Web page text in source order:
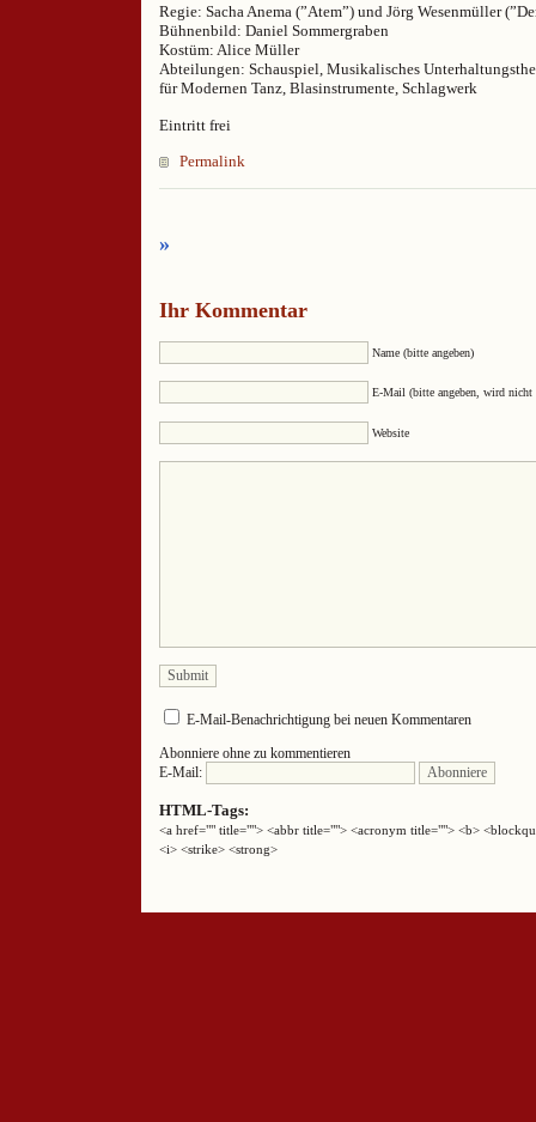
Regie: Sacha Anema (”Atem”) und Jörg Wesenmüller
Bühnenbild: Daniel Sommergraben
Kostüm: Alice Müller
Abteilungen: Schauspiel, Musikalisches
für Modernen Tanz, Blasinstrumente, Schlagwerk
Eintritt frei
Permalink
»
Ihr Kommentar
Name (bitte angeben)
E-Mail (bitte angeben, wird nicht
Website
E-Mail-Benachrichtigung bei neuen Kommentaren
Abonniere ohne zu kommentieren
E-Mail:
HTML-Tags:
<a href="" title=""> <abbr title=""> <acronym title=""> <b>
<i> <strike> <strong>